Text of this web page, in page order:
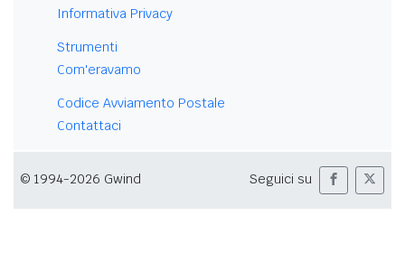
Informativa Privacy
Strumenti
Com'eravamo
Codice Avviamento Postale
Contattaci
© 1994-2026 Gwind Seguici su